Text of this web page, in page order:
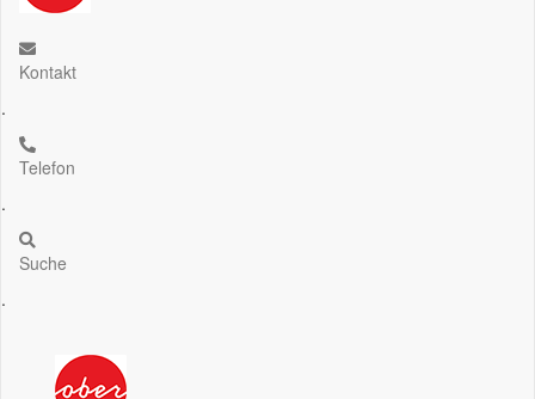
Kontakt
.
Telefon
.
Suche
.